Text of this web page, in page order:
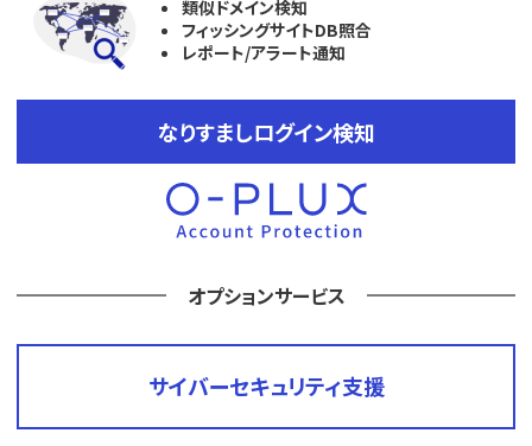
類似ドメイン検知
フィッシングサイトDB照合
レポート/アラート通知
なりすましログイン検知
オプションサービス
サイバーセキュリティ支援